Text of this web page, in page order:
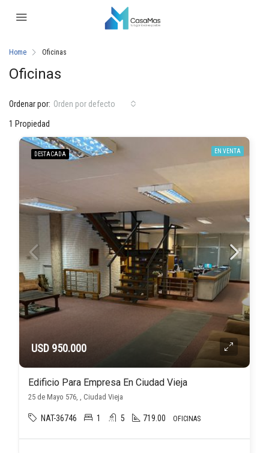
Home Oficinas
Oficinas
1 Propiedad
Ordenar por: Orden por defecto
DESTACADA EN VENTA
USD 950.000
Edificio Para Empresa En Ciudad Vieja
25 de Mayo 576, , Ciudad Vieja
NAT-36746 1 5 719.00 OFICINAS